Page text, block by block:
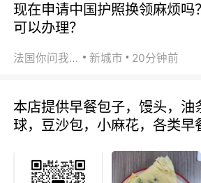
现在申请中国护照换领麻烦吗
可以办理？
法国你问我答 新城市 20分钟前
本店提供早餐包子，馒头，油
球，豆沙包，小麻花，各类早